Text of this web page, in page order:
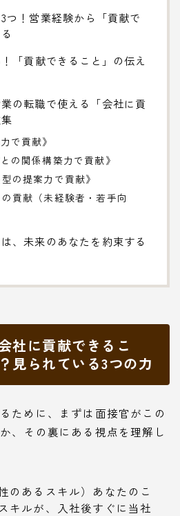
つ！営業経験から「貢献で
「貢献できること」の伝え
業の転職で使える「会社に貢
で貢献》
の関係構築力で貢献》
の提案力で貢献》
貢献（未経験者・若手向
、未来のあなたを約束する
社に貢献できるこ
見られている3つの力
ために、まずは面接官がこの
、その裏にある視点を理解し
のあるスキル）あなたのこ
キルが、入社後すぐに当社